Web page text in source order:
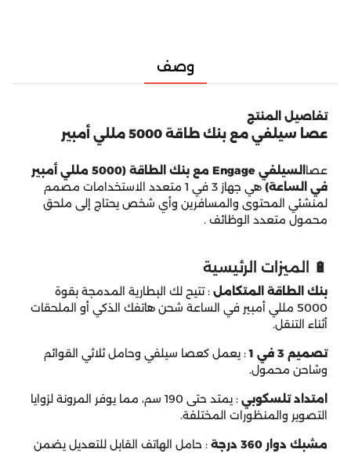
وصف
تفاصيل المنتج
عصا سيلفي مع بنك طاقة 5000 مللي أمبير
عصا
السيلفي Engage مع بنك الطاقة (5000 مللي أمبير
في الساعة)
هي جهاز 3 في 1 متعدد الاستخدامات مصمم
لمنشئي المحتوى والمسافرين وأي شخص يحتاج إلى ملحق
محمول متعدد الوظائف .
🔋 الميزات الرئيسية
بنك الطاقة المتكامل :تتيح لك البطارية المدمجة بقوة
5000 مللي أمبير في الساعة شحن هاتفك الذكي أو الملحقات
أثناء التنقل.
تصميم 3 في 1 : يعمل كعصا سيلفي وحامل ثلاثي القوائم
وشاحن محمول.
امتداد تلسكوبي :
يمتد حتى 190 سم، مما يوفر المرونة لزوايا
التصوير والمنظورات المختلفة.
مشبك دوار 360 درجة : حامل الهاتف القابل للتعديل يضمن